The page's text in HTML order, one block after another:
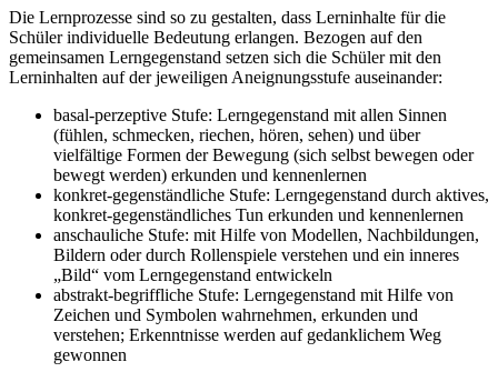
Die Lernprozesse sind so zu gestalten, dass Lerninhalte für die
Schüler individuelle Bedeutung erlangen. Bezogen auf den
gemeinsamen Lerngegenstand setzen sich die Schüler mit den
Lerninhalten auf der jeweiligen Aneignungsstufe auseinander:
basal-perzeptive Stufe: Lerngegenstand mit allen Sinnen
(fühlen, schmecken, riechen, hören, sehen) und über
vielfältige Formen der Bewegung (sich selbst bewegen oder
bewegt werden) erkunden und kennenlernen
konkret-gegenständliche Stufe: Lerngegenstand durch aktives,
konkret-gegenständliches Tun erkunden und kennenlernen
anschauliche Stufe: mit Hilfe von Modellen, Nachbildungen,
Bildern oder durch Rollenspiele verstehen und ein inneres
„Bild“ vom Lerngegenstand entwickeln
abstrakt-begriffliche Stufe: Lerngegenstand mit Hilfe von
Zeichen und Symbolen wahrnehmen, erkunden und
verstehen; Erkenntnisse werden auf gedanklichem Weg
gewonnen